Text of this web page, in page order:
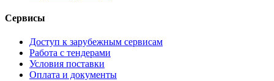
Сервисы
Доступ к зарубежным сервисам
Работа с тендерами
Условия поставки
Оплата и документы